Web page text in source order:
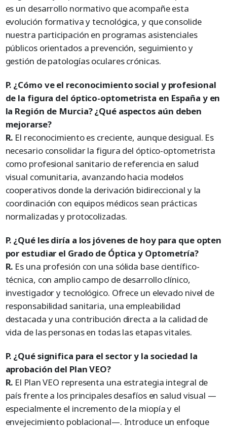
es un desarrollo normativo que acompañe esta
evolución formativa y tecnológica, y que consolide
nuestra participación en programas asistenciales
públicos orientados a prevención, seguimiento y
gestión de patologías oculares crónicas.
P. ¿Cómo ve el reconocimiento social y profesional
de la figura del óptico-optometrista en España y en
la Región de Murcia? ¿Qué aspectos aún deben
mejorarse?
R. El reconocimiento es creciente, aunque desigual. Es
necesario consolidar la figura del óptico-optometrista
como profesional sanitario de referencia en salud
visual comunitaria, avanzando hacia modelos
cooperativos donde la derivación bidireccional y la
coordinación con equipos médicos sean prácticas
normalizadas y protocolizadas.
P. ¿Qué les diría a los jóvenes de hoy para que opten
por estudiar el Grado de Óptica y Optometría?
R. Es una profesión con una sólida base científico-
técnica, con amplio campo de desarrollo clínico,
investigador y tecnológico. Ofrece un elevado nivel de
responsabilidad sanitaria, una empleabilidad
destacada y una contribución directa a la calidad de
vida de las personas en todas las etapas vitales.
P. ¿Qué significa para el sector y la sociedad la
aprobación del Plan VEO?
R. El Plan VEO representa una estrategia integral de
país frente a los principales desafíos en salud visual —
especialmente el incremento de la miopía y el
envejecimiento poblacional—. Introduce un enfoque